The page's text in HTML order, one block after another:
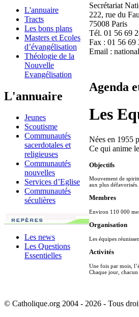
L'annuaire
Tracts
Les bons plans
Masters et Ecoles
d’évangélisation
Théologie de la
Nouvelle
Evangélisation
L'annuaire
Jeunes
Scoutisme
Communautés
sacerdotales et
religieuses
Communautés
nouvelles
Services d’Eglise
Communautés
séculières
Les news
Les Questions
Essentielles
Secrétariat
222, rue du
75008 Paris
Tél. 01 56 69
Fax : 01 56 69
Email :
Agenda
Les
Nées en 1955
Ce qui anime
Objectifs
Mouvement de
aux plus défavorisés.
Membres
Environ 110 000
Organisation
Les équipes
Activités
Une fois par mois,
Chaque jour, chacun
© Catholique.org 2004 - 2026 - Tous